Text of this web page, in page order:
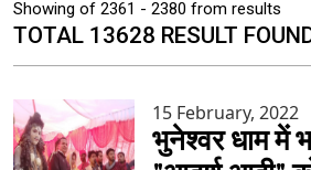
Showing of 2361 - 2380 from results
TOTAL 13628 RESULT
15 February, 2022
भुनेश्वर धाम में